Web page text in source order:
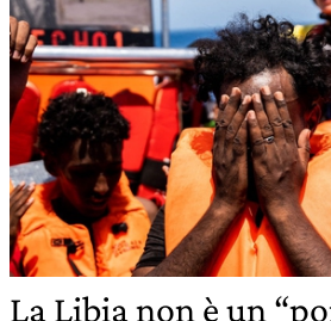
La Libia non è un